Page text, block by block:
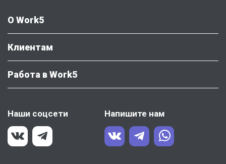
Б
Базы данных Access
Банковская деятельность
банковские операции
Банковский кредит
Банковское дело
Банковское право
Банкротство
О Work5
Клиентам
Работа в Work5
Наши соцсети Напишите нам